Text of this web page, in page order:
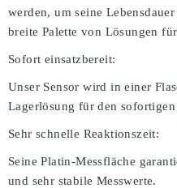
werden, um seine
breite Palette von Lösungen
Sofort einsatzbereit:
Unser Sensor wird in einer
Lagerlösung für den sofortigen
Sehr schnelle Reaktionszeit:
Seine Platin-Messfläche
und sehr stabile Messwerte.